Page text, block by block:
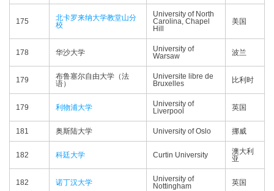
175
北卡罗来纳大学教堂山分
校
University of North
Carolina, Chapel
Hill
美国
178 华沙大学
University of
Warsaw
波兰
179
布鲁塞尔自由大学（法
语）
Universite libre de
Bruxelles
比利时
179 利物浦大学
University of
Liverpool
英国
181 奥斯陆大学 University of Oslo 挪威
182 科廷大学 Curtin University
澳大利
亚
182 诺丁汉大学
University of
Nottingham
英国